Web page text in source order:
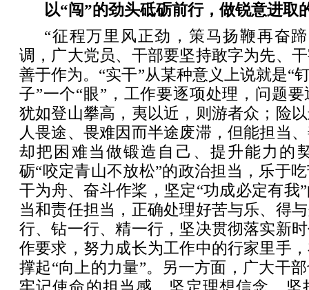
以“闯”的劲头砥砺前行，做锐意进取
“征程万里风正劲，策马扬鞭再奋
调，广大党员、干部要坚持敢字为先、
善于作为。“实干”从某种意义上说就是“
子”一个“眼”，工作要逐项处理，问题
犹如登山攀高，夷以近，则游者众；险
人畏途、畏难因而半途废滞，但能担当
却把困难当做锻造自己、提升能力的
砺“咬定青山不放松”的政治担当，乐于
干为舟、奋斗作桨，坚定“功成必定有我
当和责任担当，正确处理好苦与乐、得
行、钻一行、精一行，坚决贯彻落实新
作要求，努力成长为工作中的行家里手
撑起“向上的力量”。另一方面，广大干